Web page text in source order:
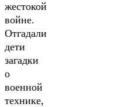
жестокой
войне.
Отгадали
дети
загадки
о
военной
технике,